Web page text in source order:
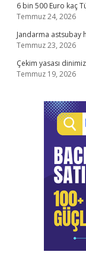
6 bin 500 Euro kaç
Temmuz 24, 2026
Jandarma astsubay
Temmuz 23, 2026
Çekim yasası
Temmuz 19, 2026